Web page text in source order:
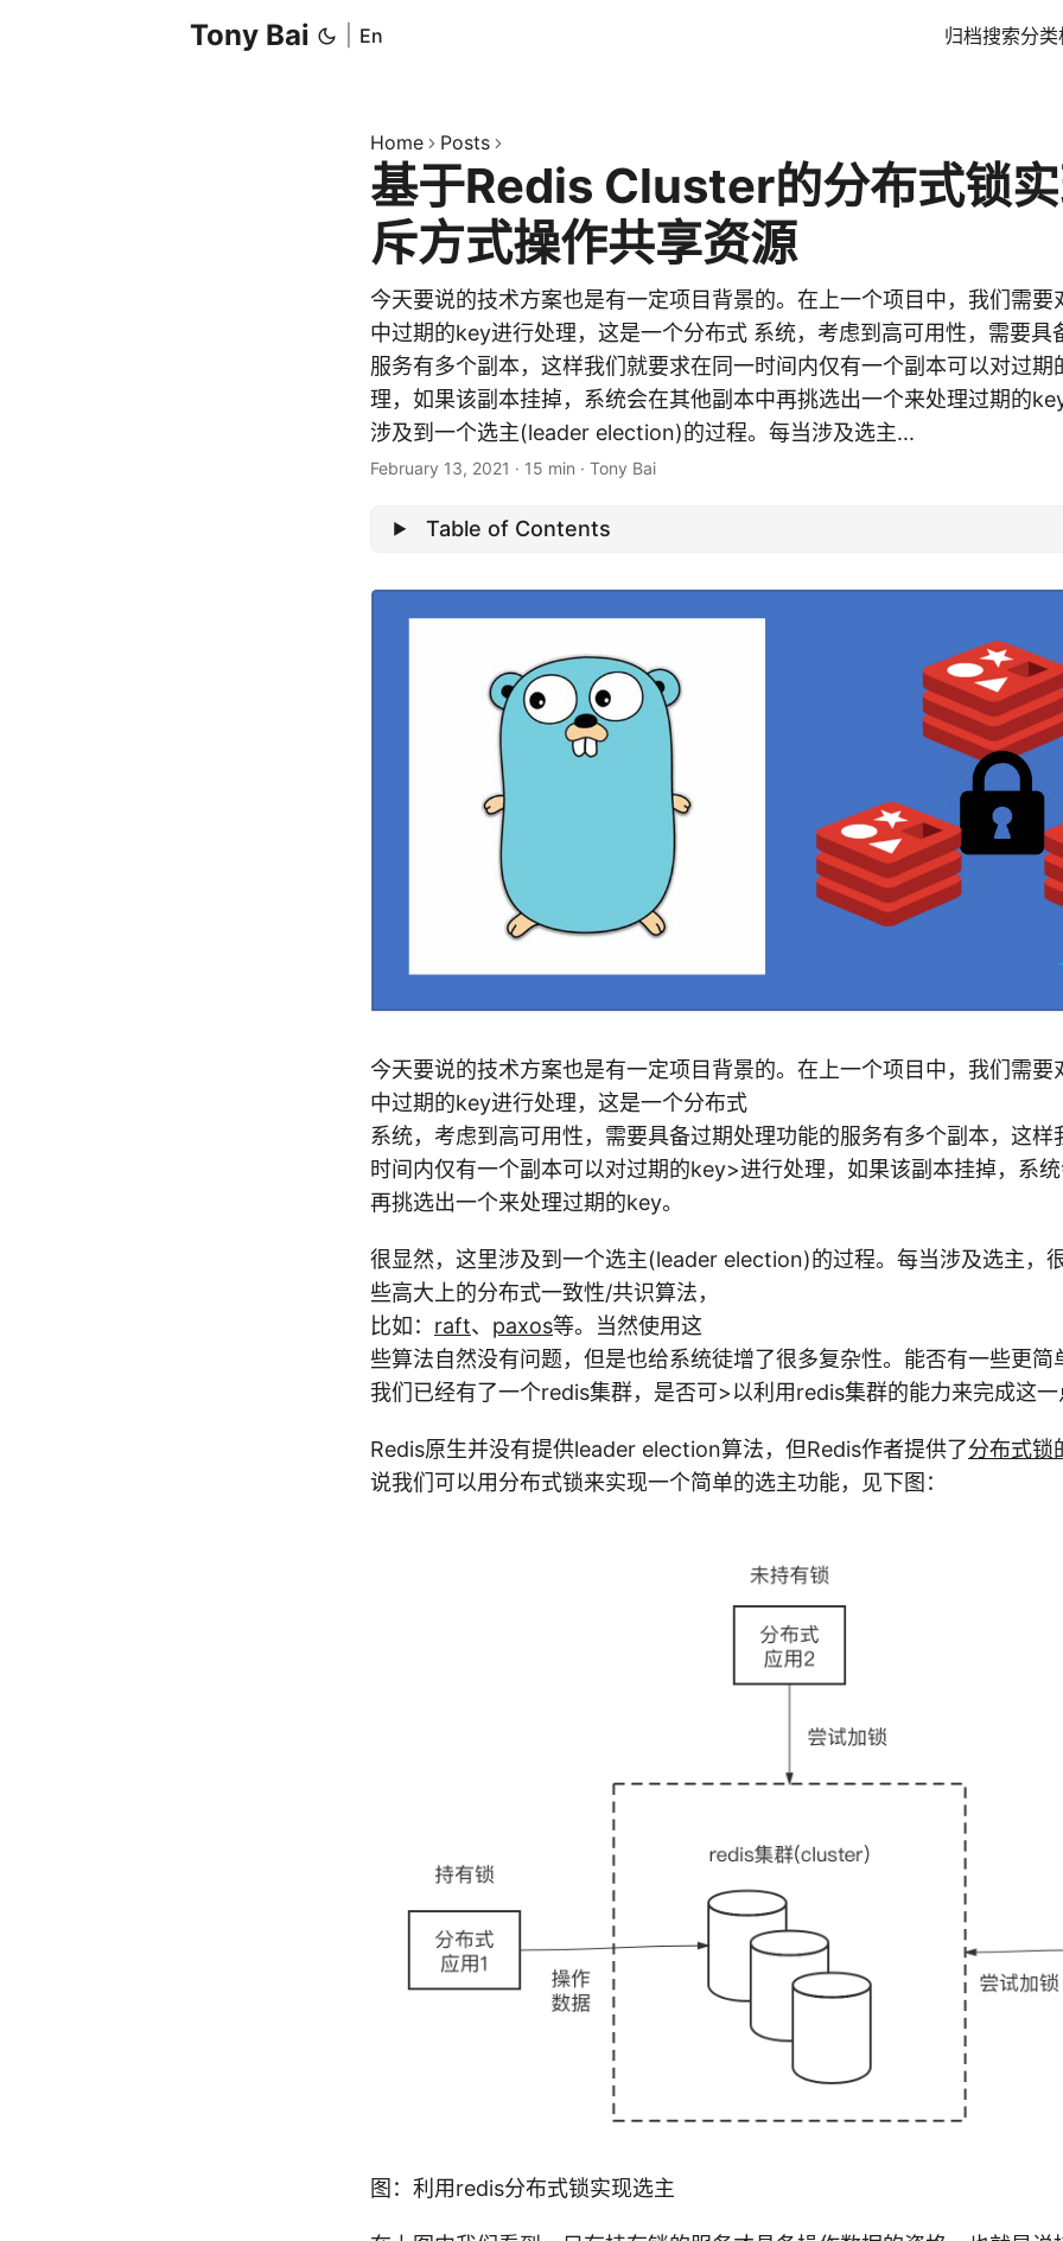
Tony Bai En 归档搜索分类
Home Posts
基于Redis Cluster的分布式锁
斥方式操作共享资源
今天要说的技术方案也是有一定项目背景的。在上一个项目中，我们需
中过期的key进行处理，这是一个分布式 系统，考虑到高可用性，需要具
服务有多个副本，这样我们就要求在同一时间内仅有一个副本可以对过
理，如果该副本挂掉，系统会在其他副本中再挑选出一个来处理过期的
涉及到一个选主(leader election)的过程。每当涉及选主...
February 13, 2021 · 15 min · Tony Bai
Table of Contents
今天要说的技术方案也是有一定项目背景的。在上一个项目中，我们需
中过期的key进行处理，这是一个分布式
系统，考虑到高可用性，需要具备过期处理功能的服务有多个副本，这样
时间内仅有一个副本可以对过期的key>进行处理，如果该副本挂掉，系
再挑选出一个来处理过期的key。
很显然，这里涉及到一个选主(leader election)的过程。每当涉及选主，
些高大上的分布式一致性/共识算法，
比如： raft、 paxos等。当然使用这
些算法自然没有问题，但是也给系统徒增了很多复杂性。能否有一些更简
我们已经有了一个redis集群，是否可>以利用redis集群的能力来完成这一
Redis原生并没有提供leader election算法，但Redis作者提供了分布式锁
说我们可以用分布式锁来实现一个简单的选主功能，见下图：
图：利用redis分布式锁实现选主